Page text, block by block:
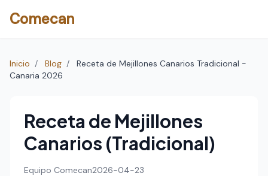
Comecan
Inicio / Blog /
Receta de Mejillones Canarios Tradicional -
Canaria 2026
Receta de Mejillones
Canarios (Tradicional)
Equipo Comecan2026-04-23